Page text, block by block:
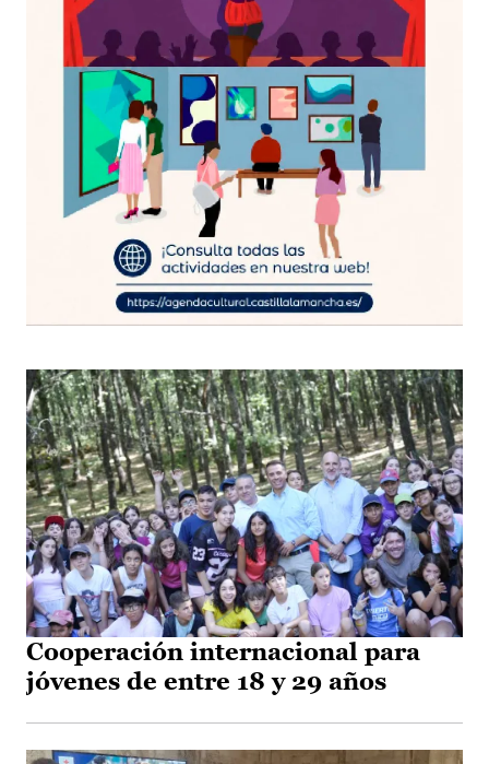
Cooperación internacional para
jóvenes de entre 18 y 29 años